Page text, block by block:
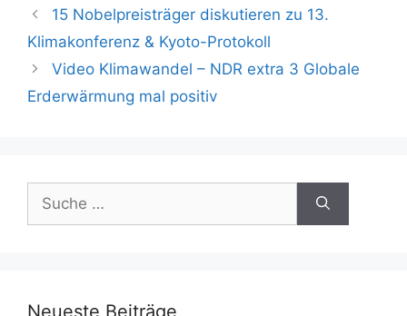
Beitrags-
Navigation
15 Nobelpreisträger diskutieren zu 13.
Klimakonferenz & Kyoto-Protokoll
Video Klimawandel – NDR extra 3 Globale
Erderwärmung mal positiv
nach:
Neueste Beiträge